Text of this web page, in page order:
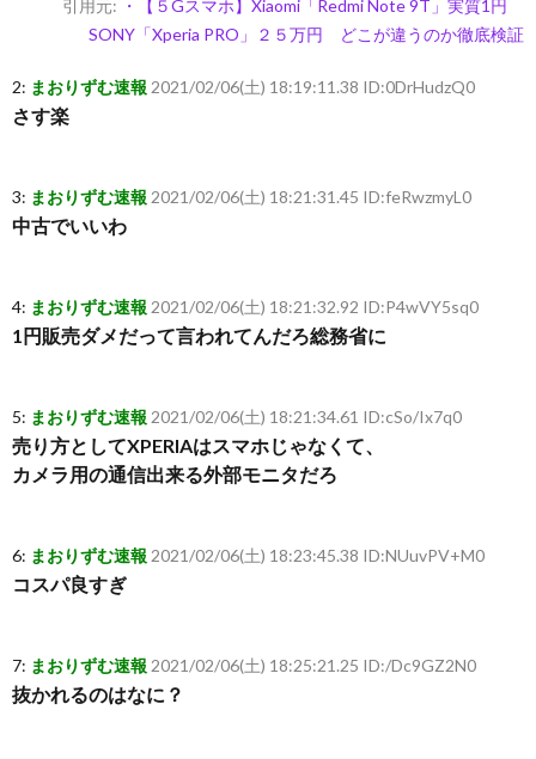
引用元: ・【５Gスマホ】Xiaomi「Redmi Note 9T」実質1円
SONY「Xperia PRO」２５万円 どこが違うのか徹底検証
2: まおりずむ速報 2021/02/06(土) 18:19:11.38 ID:0DrHudzQ0
さす楽
3: まおりずむ速報 2021/02/06(土) 18:21:31.45 ID:feRwzmyL0
中古でいいわ
4: まおりずむ速報 2021/02/06(土) 18:21:32.92 ID:P4wVY5sq0
1円販売ダメだって言われてんだろ総務省に
5: まおりずむ速報 2021/02/06(土) 18:21:34.61 ID:cSo/Ix7q0
売り方としてXPERIAはスマホじゃなくて、
カメラ用の通信出来る外部モニタだろ
6: まおりずむ速報 2021/02/06(土) 18:23:45.38 ID:NUuvPV+M0
コスパ良すぎ
7: まおりずむ速報 2021/02/06(土) 18:25:21.25 ID:/Dc9GZ2N0
抜かれるのはなに？